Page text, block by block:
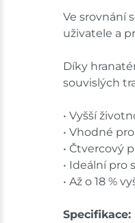
Ve srovnání
uživatele a
Díky
souvislých
• Vyšší
• Vhodné
• Čtvercový
• Ideální pro
• Až o 18 %
Specifikace: